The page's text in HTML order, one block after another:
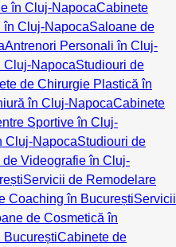
în Cluj-NapocaCabinete
în Cluj-NapocaSaloane de
Antrenori Personali în Cluj-
Cluj-NapocaStudiouri de
de Chirurgie Plastică în
în Cluj-NapocaCabinete
Sportive în Cluj-
Cluj-NapocaStudiouri de
de Videografie în Cluj-
Servicii de Remodelare
Coaching în BucureștiServicii
de Cosmetică în
BucureștiCabinete de